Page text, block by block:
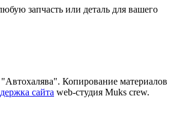
запчасть или деталь для вашего
Копирование материалов
сайта web-студия Muks crew.